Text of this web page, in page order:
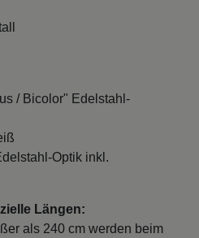
/ Bicolor" Edelstahl-
Optik inkl.
Längen:
als 240 cm werden beim